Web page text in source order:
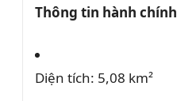
Thông tin hành chính
Diện tích: 5,08 km²